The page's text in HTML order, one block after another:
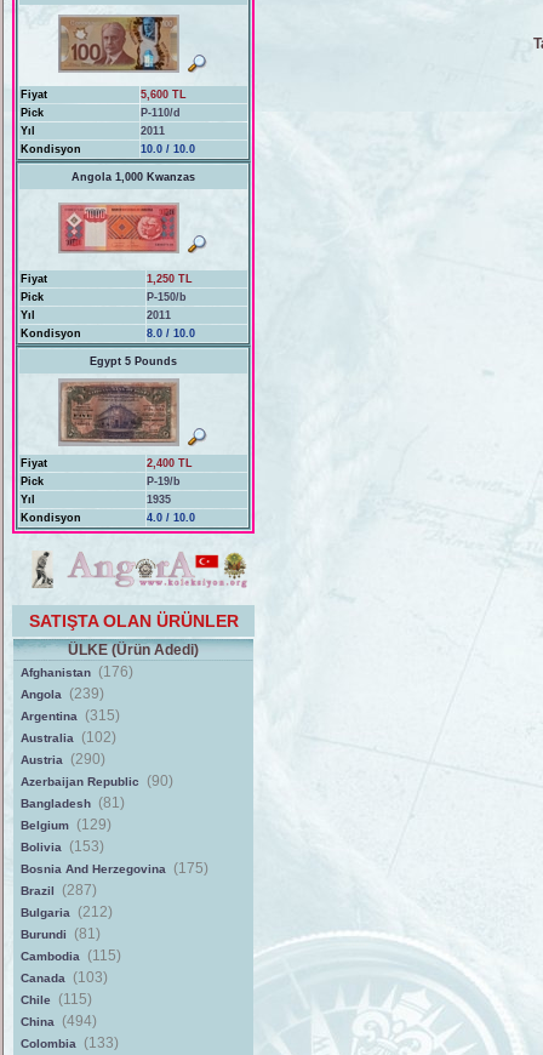
Fiyat
5,600 TL
Pick
P-110/d
Yıl
2011
Kondisyon
10.0 / 10.0
Angola 1,000 Kwanzas
Fiyat
1,250 TL
Pick
P-150/b
Yıl
2011
Kondisyon
8.0 / 10.0
Egypt 5 Pounds
Fiyat
2,400 TL
Pick
P-19/b
Yıl
1935
Kondisyon
4.0 / 10.0
SATIŞTA OLAN ÜRÜNLER
ÜLKE (Ürün Adedi)
Afghanistan (176)
Angola (239)
Argentina (315)
Australia (102)
Austria (290)
Azerbaijan Republic (90)
Bangladesh (81)
Belgium (129)
Bolivia (153)
Bosnia And Herzegovina (175)
Brazil (287)
Bulgaria (212)
Burundi (81)
Cambodia (115)
Canada (103)
Chile (115)
China (494)
Colombia (133)